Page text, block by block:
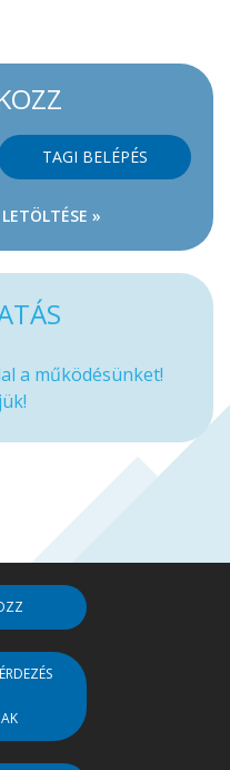
TAGI BELÉPÉS
»
a működésünket!